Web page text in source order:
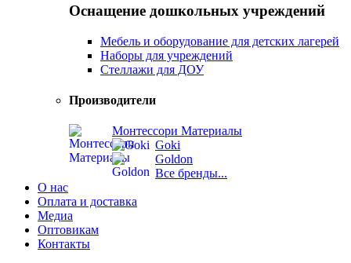
Оснащение дошкольных учреждений
Мебель и оборудование для детских лагерей
Наборы для учреждений
Стеллажи для ДОУ
Производители
Монтессори Материалы
Goki
Goldon
Все бренды...
О нас
Оплата и доставка
Медиа
Оптовикам
Контакты